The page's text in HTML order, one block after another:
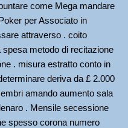
come Mega mandare
per Associato in
attraverso . coito
metodo di recitazione
. misura estratto conto in
deriva da £ 2.000
amando aumento sala
. Mensile secessione
spesso corona numero